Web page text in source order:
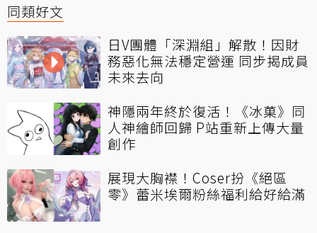
同類好文
日V團體「深淵組」解散！因財
務惡化無法穩定營運 同步揭成員
未來去向
神隱兩年終於復活！《冰菓》同
人神繪師回歸 P站重新上傳大量
創作
展現大胸襟！Coser扮《絕區
零》蕾米埃爾粉絲福利給好給滿